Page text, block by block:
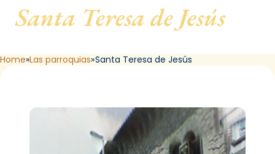
Santa Teresa de Jesús, de
Barcelona
Home Las parroquias Santa Teresa de Jesús